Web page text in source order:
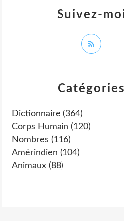
Catégories
Dictionnaire (364)
Corps Humain (120)
Nombres (116)
Amérindien (104)
Animaux (88)
Suivez-moi